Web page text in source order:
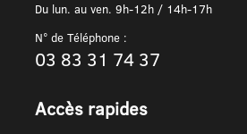
Du lun. au ven. 9h-12h / 14h-17h
N° de Téléphone :
03 83 31 74 37
Accès rapides